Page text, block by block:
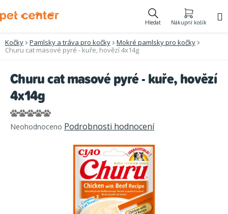
na
Hledat Nákupní košík
Kočky Pamlsky a tráva pro kočky
Mokré pamlsky pro kočky
Churu cat masové pyré - kuře, hovězí 4x14g
Churu cat masové pyré - kuře, hovězí
4x14g
Průměrné
hodnocení
Neohodnoceno Podrobnosti hodnocení